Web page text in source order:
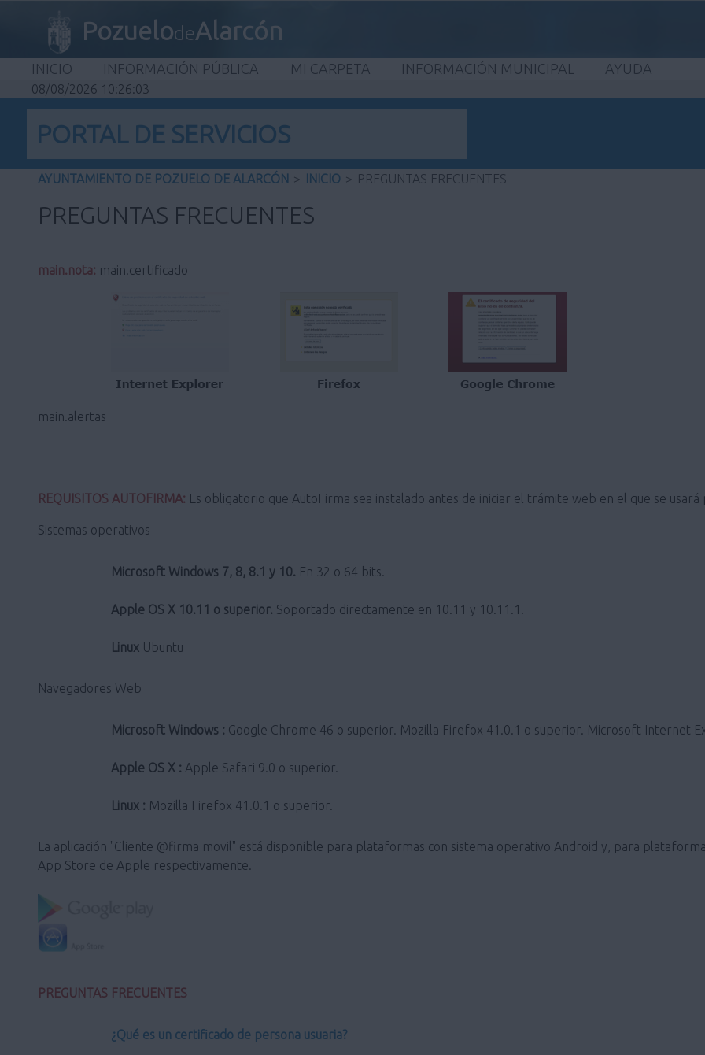
PozuelodeAlarcón
INICIO INFORMACIÓN PÚBLICA MI CARPETA INFORMACIÓN MUNICIPAL AYUDA
08/08/2026 10:26:04
PORTAL DE SERVICIOS
AYUNTAMIENTO DE POZUELO DE ALARCÓN > INICIO > PREGUNTAS FRECUENTES
PREGUNTAS FRECUENTES
main.nota: main.certificado
main.alertas
REQUISITOS AUTOFIRMA: Es obligatorio que AutoFirma sea instalado antes de iniciar el trámite web en el que se
Sistemas operativos
Microsoft Windows 7, 8, 8.1 y 10. En 32 o 64 bits.
Apple OS X 10.11 o superior. Soportado directamente en 10.11 y 10.11.1.
LinuxUbuntu
Navegadores Web
Microsoft Windows : Google Chrome 46 o superior. Mozilla Firefox 41.0.1 o superior. Microsoft Internet
Apple OS X : Apple Safari 9.0 o superior.
Linux : Mozilla Firefox 41.0.1 o superior.
La aplicación "Cliente @firma movil" está disponible para plataformas con sistema operativo Android y, para
App Store de Apple respectivamente.
PREGUNTAS FRECUENTES
¿Qué es un certificado de persona usuaria?